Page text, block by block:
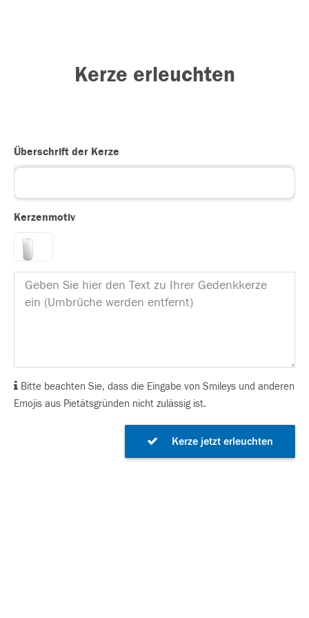
Kerze erleuchten
Überschrift der Kerze
Kerzenmotiv
Bitte beachten Sie, dass die Eingabe von Smileys und anderen
Emojis aus Pietätsgründen nicht zulässig ist.
Kerze jetzt erleuchten